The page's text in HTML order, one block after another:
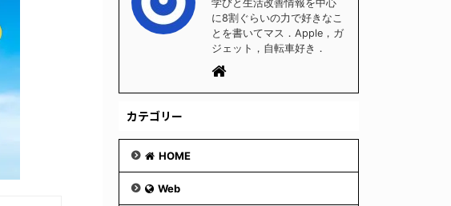
学びと生活改善情報を中心
に8割ぐらいの力で好きなこ
とを書いてマス．Apple，ガ
ジェット，自転車好き．
カテゴリー
HOME
Web